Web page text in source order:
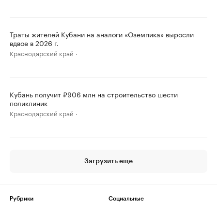
Траты жителей Кубани на аналоги «Оземпика» выросли
вдвое в 2026 г.
Краснодарский край
Кубань получит ₽906 млн на строительство шести
поликлиник
Краснодарский край
Загрузить еще
Рубрики
Социальные